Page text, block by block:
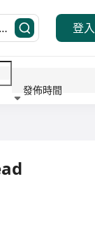
登入
發佈時間